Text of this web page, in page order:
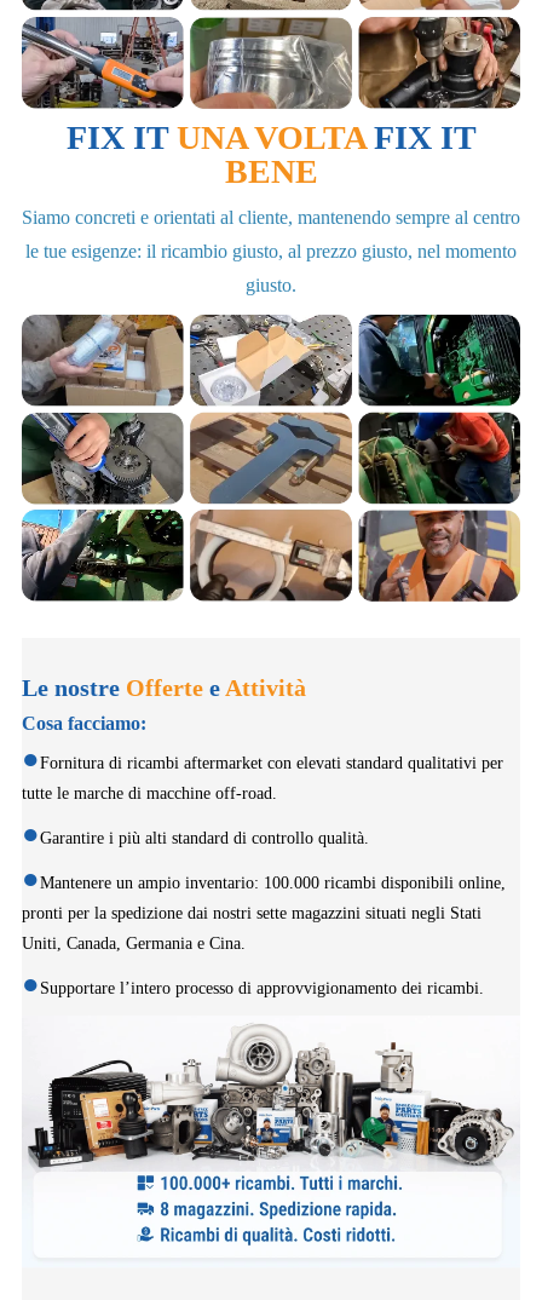
FIX IT UNA VOLTA FIX IT
BENE
Siamo concreti e orientati al cliente, mantenendo sempre al centro
le tue esigenze: il ricambio giusto, al prezzo giusto, nel momento
giusto.
Le nostre Offerte e Attività
Cosa facciamo:
Fornitura di ricambi aftermarket con elevati standard qualitativi per
tutte le marche di macchine off-road.
Garantire i più alti standard di controllo qualità.
Mantenere un ampio inventario: 100.000 ricambi disponibili online,
pronti per la spedizione dai nostri sette magazzini situati negli Stati
Uniti, Canada, Germania e Cina.
Supportare l’intero processo di approvvigionamento dei ricambi.